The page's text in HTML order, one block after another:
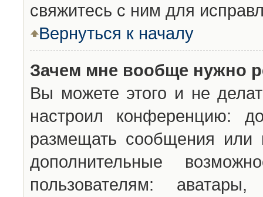
свяжитесь с ним для
Вернуться к началу
Зачем мне вообще нужно
Вы можете этого и не
настроил конференцию:
размещать сообщения или
дополнительные
пользователям: